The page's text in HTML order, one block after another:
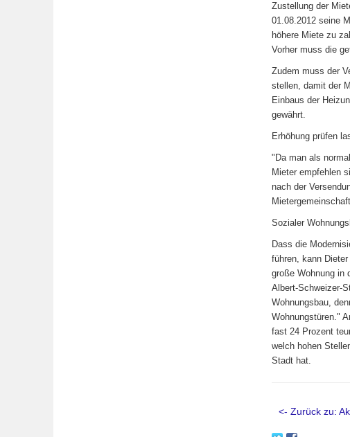
Zustellung der
01.08.2012 seine
höhere Miete zu
Vorher muss die
Zudem muss der
stellen, damit der
Einbaus der
gewährt.
Erhöhung prüfen
"Da man als
Mieter empfehlen
nach der
Sozialer
Dass die
führen, kann
große Wohnung in
Albert-Schweizer-
Wohnungsbau,
Wohnungstüren."
fast 24 Prozent
welch hohen
Stadt hat.
<- Zurück zu: